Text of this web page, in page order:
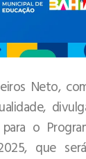
Neto,
o
que